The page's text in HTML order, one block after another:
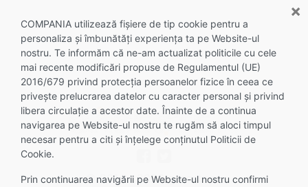
© 2014 - 2026 gaseste.ro
COMPANIA utilizează fişiere de tip cookie pentru a
personaliza și îmbunătăți experiența ta pe Website-ul
nostru. Te informăm că ne-am actualizat politicile cu cele
mai recente modificări propuse de Regulamentul (UE)
2016/679 privind protecția persoanelor fizice în ceea ce
privește prelucrarea datelor cu caracter personal și privind
libera circulație a acestor date. Înainte de a continua
navigarea pe Website-ul nostru te rugăm să aloci timpul
necesar pentru a citi și înțelege conținutul Politicii de
Cookie.
Prin continuarea navigării pe Website-ul nostru confirmi
×